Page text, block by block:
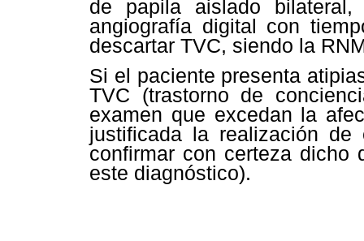
de papila aislado
angiografía digital con
descartar TVC, siendo la
Si el paciente presenta
TVC (trastorno de
examen que excedan la
justificada la realización
confirmar con certeza dicho
este diagnóstico).